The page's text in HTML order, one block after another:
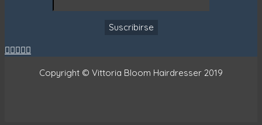

Copyright © Vittoria Bloom Hairdresser 2019